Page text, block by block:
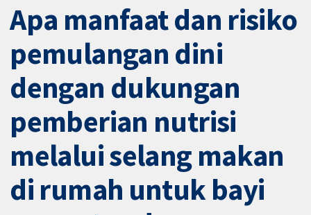
Apa manfaat dan risiko
pemulangan dini
dengan dukungan
pemberian nutrisi
melalui selang makan
di rumah untuk bayi